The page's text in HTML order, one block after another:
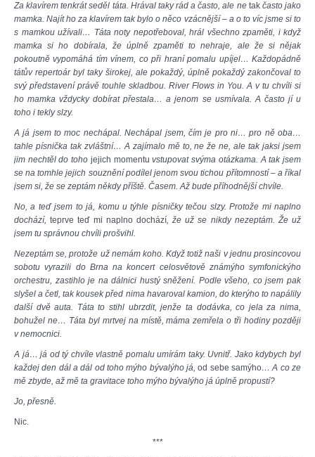
Za klavírem tenkrát seděl táta. Hrával taky rád a často, ale ne takčasto jako
mamka. Najít ho za klavírem tak bylo o něco vzácnější – a o to víc jsme si to
s mamkou užívali… Táta noty nepotřeboval, hrál všechno zpaměti, i když
mamka si ho dobírala, že úplně zpaměti to nehraje, ale že si nějak
pokoutně vypomáhá tím vínem, co při hraní pomalu upíjel… Každopádně
tátův repertoár byl taky širokej, ale pokaždý, úplně pokaždý zakončoval to
svý představení právě touhle skladbou. River Flows in You. A v tu chvíli si
ho mamka vždycky dobírat přestala… a jenom se usmívala. A často jí u
toho i tekly slzy.
A já jsem to moc nechápal. Nechápal jsem, čím je pro ni… pro ně oba…
tahle písnička tak zvláštní… A zajímalo mě to, ne že ne, ale tak jaksi jsem
jim nechtěl do toho jejich momentu vstupovat svýma otázkama. A tak jsem
se na tomhle jejich souznění podílel jenom svou tichou přítomností – a říkal
jsem si, že se zeptám někdy příště. Časem. Až bude příhodnější chvíle.
No, a teď jsem to já, komu u týhle písničky tečou slzy. Protože mi naplno
dochází, teprve teď mi naplno dochází, že už se nikdy nezeptám. Že už
jsem tu správnou chvíli prošvihl.
Nezeptám se, protože už nemám koho. Když totiž naši v jednu prosincovou
sobotu vyrazili do Brna na koncert celosvětově známýho symfonickýho
orchestru, zastihlo je na dálnici hustý sněžení. Podle všeho, co jsem pak
slyšel a četl, tak kousek před nima havaroval kamion, do kterýho to napálily
další dvě auta. Táta to stihl ubrzdit, jenže ta dodávka, co jela za nima,
bohužel ne… Táta byl mrtvej na místě, máma zemřela o tři hodiny později
v nemocnici.
A já… já od tý chvíle vlastně pomalu umírám taky. Uvnitř. Jako kdybych byl
každej den dál a dál od toho mýho bývalýho já,od sebe samýho… A co ze
mě zbyde, až mě ta gravitace toho mýho bývalýho já úplně propustí?
Jo, přesně.
Nic.
***